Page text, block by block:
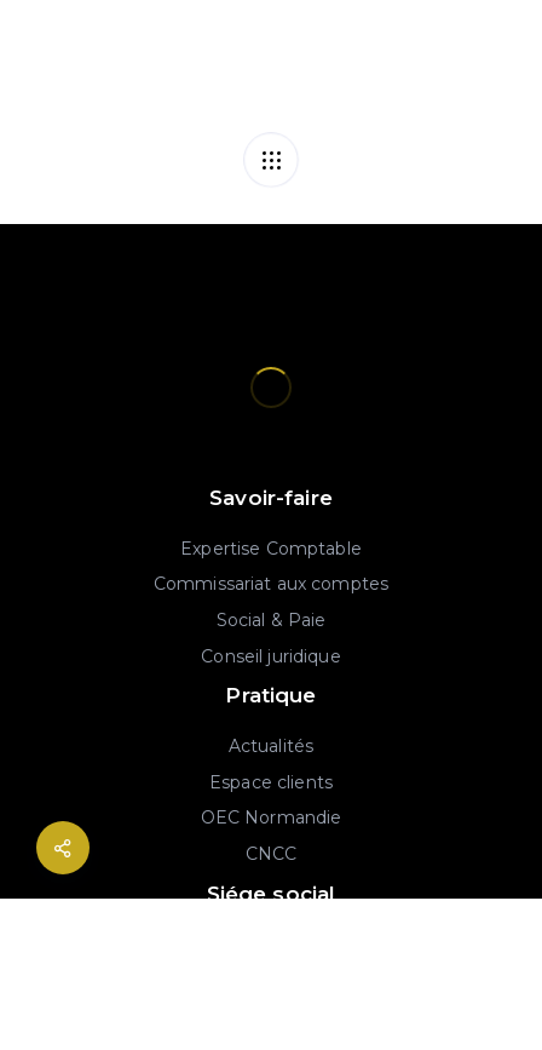
Savoir-faire
Expertise Comptable
Commissariat aux comptes
Social & Paie
Conseil juridique
Pratique
Actualités
Espace clients
OEC Normandie
CNCC
Siége social